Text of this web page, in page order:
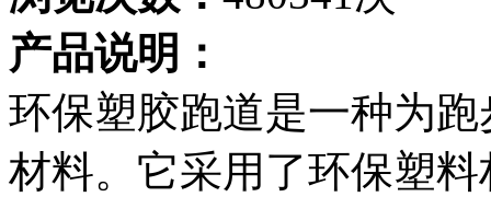
产品说明：
环保塑胶跑道是一种为
材料。它采用了环保塑